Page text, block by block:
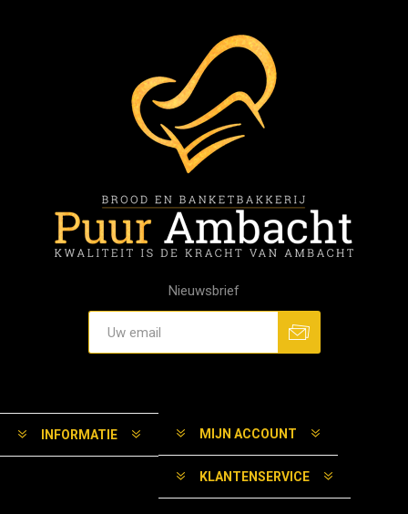
Nieuwsbrief
INFORMATIE MIJN ACCOUNT
KLANTENSERVICE